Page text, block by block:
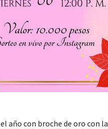
año con broche de oro con